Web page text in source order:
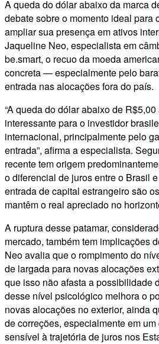
A queda do dólar abaixo da marca
debate sobre o momento ideal para
ampliar sua presença em ativos
Jaqueline Neo, especialista em
be.smart, o recuo da moeda
concreta — especialmente pelo
entrada nas alocações fora do país.
“A queda do dólar abaixo de
interessante para o investidor
internacional, principalmente pelo
entrada”, afirma a especialista.
recente tem origem
o diferencial de juros entre o Brasil
entrada de capital estrangeiro são
mantêm o real apreciado no
A ruptura desse patamar,
mercado, também tem implicações
Neo avalia que o rompimento do
de largada para novas alocações
que isso não afasta a possibilidade
desse nível psicológico melhora o
novas alocações no exterior, ainda
de correções, especialmente em
sensível à trajetória de juros nos